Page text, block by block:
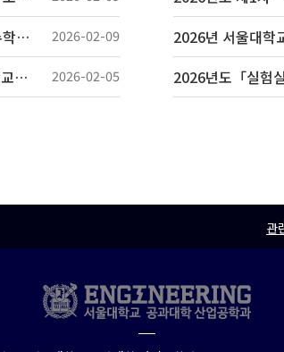
[에너지신산업 혁신융합대학]2026학년도 1학기 정규 교류 수학 안내(경남정보대) 2026-02-09
[혁신융합대학사업 차세대반도체분야] 2026학년도 숭실대학교 1학기 교류 수학 안내 2026-02-05
2026년 서울대학
관